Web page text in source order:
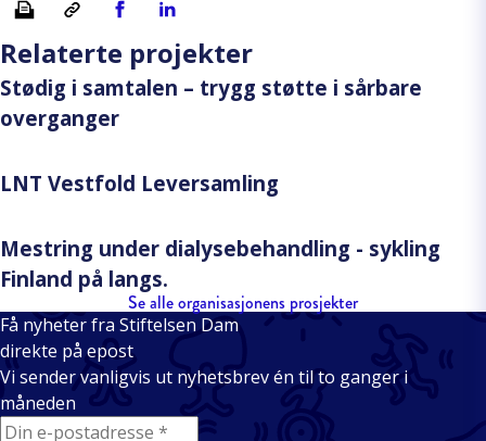
Relaterte projekter
Stødig i samtalen – trygg støtte i sårbare
overganger
LNT Vestfold Leversamling
Mestring under dialysebehandling - sykling
Finland på langs.
Se alle organisasjonens prosjekter
Få nyheter fra Stiftelsen Dam
direkte på epost
Vi sender vanligvis ut nyhetsbrev én til to ganger i
måneden
E-mail